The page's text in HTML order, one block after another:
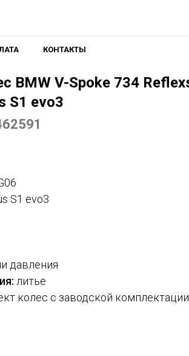
КОНТАКТЫ
BMW V-Spoke 734
S1 evo3
S1 evo3
давления
литье
колес с заводской